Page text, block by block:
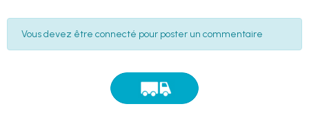
Vous devez être connecté pour poster un commentaire